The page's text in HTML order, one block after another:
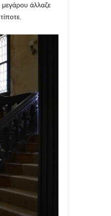
μεγάρου άλλαζε